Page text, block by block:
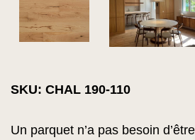
SKU: CHAL 190-110
Un parquet n’a pas besoin